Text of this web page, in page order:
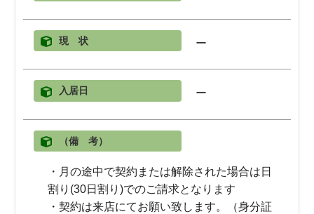
現 状 ー
入居日 ー
（備 考）
・月の途中で契約または解除された場合は日
割り(30日割り)でのご請求となります
・契約は来店にてお願い致します。（身分証